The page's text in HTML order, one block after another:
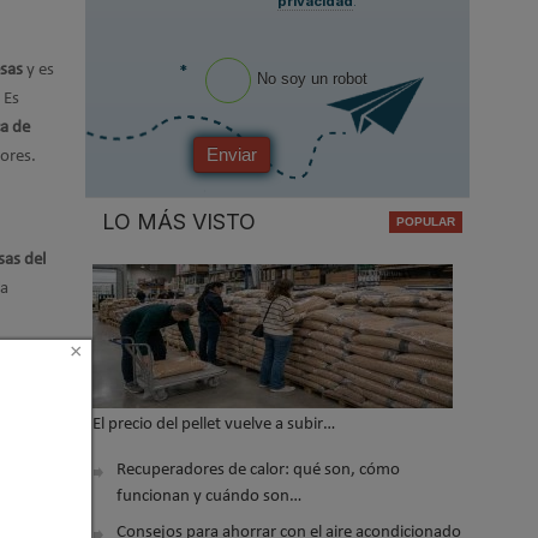
y es
de
del
* No soy un robot
Enviar
LO MÁS VISTO
El precio del pellet vuelve a subir…
Recuperadores de calor: qué son, cómo
funcionan y cuándo son…
Consejos para ahorrar con el aire acondicionado
×